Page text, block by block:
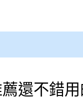
還不錯